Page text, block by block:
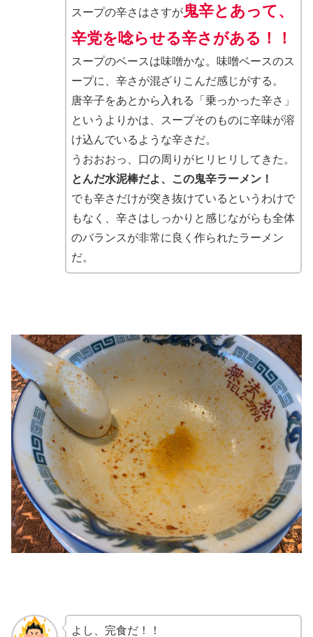
スープの辛さはさすが鬼辛とあって、
辛党を唸らせる辛さがある！！
スープのベースは味噌かな。味噌ベースのス
ープに、辛さが混ざりこんだ感じがする。
唐辛子をあとから入れる「乗っかった辛さ」
というよりかは、スープそのものに辛味が溶
け込んでいるような辛さだ。
うおおおっ、口の周りがヒリヒリしてきた。
とんだ水泥棒だよ、この鬼辛ラーメン！
でも辛さだけが突き抜けているというわけで
もなく、辛さはしっかりと感じながらも全体
のバランスが非常に良く作られたラーメン
だ。
よし、完食だ！！